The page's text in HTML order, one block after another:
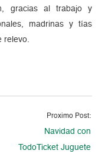
gracias al trabajo y
madrinas y tías
relevo.
Proximo Post:
Navidad con
TodoTicket Juguete